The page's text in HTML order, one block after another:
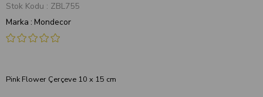
Stok Kodu
ZBL755
Marka : Mondecor
Pink Flower Çerçeve 10 x 15 cm